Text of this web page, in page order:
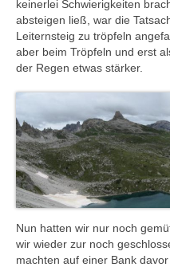
keinerlei Schwierigkeiten
absteigen ließ, war die
Leiternsteig zu tröpfeln
aber beim Tröpfeln und erst
der Regen etwas stärker.
Nun hatten wir nur noch
wir wieder zur noch
machten auf einer Bank